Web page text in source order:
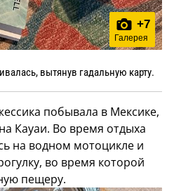
+7
Галерея
вытянув гадальную карту.
побывала в Мексике,
Кауаи. Во время отдыха
на водном мотоцикле и
во время которой
пещеру.